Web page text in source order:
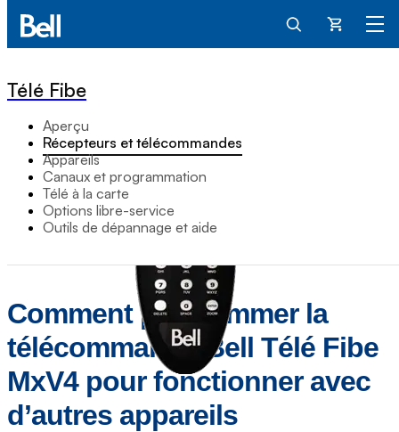
Panier
Télé Fibe
Aperçu
Récepteurs et télécommandes
Appareils
Canaux et programmation
Télé à la carte
Options libre-service
Outils de dépannage et aide
Comment programmer la
télécommande Bell Télé Fibe
MxV4 pour fonctionner avec
d’autres appareils